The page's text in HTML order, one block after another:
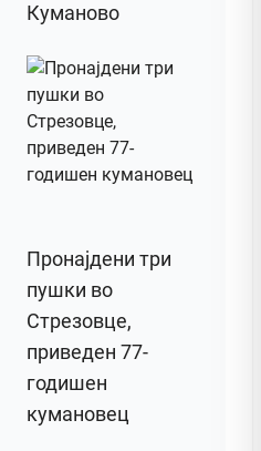
Куманово
Пронајдени три
пушки во
Стрезовце,
приведен 77-
годишен
кумановец